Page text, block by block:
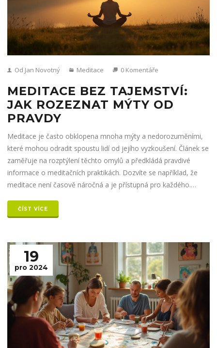
Od Jan Novotný Meditace 0 Komentáře
MEDITACE BEZ TAJEMSTVÍ:
JAK ROZEZNAT MÝTY OD
PRAVDY
Meditace je často obklopena mnoha mýty a nedorozuměními,
které mohou odradit spoustu lidí od jejího vyzkoušení. Článek se
zaměřuje na rozptýlení těchto omylů a předkládá pravdivé
informace o meditačních praktikách. Dozvíte se například, že
meditace není časově náročná a je přístupná pro každého.
do každodenního života.
ČÍST VÍCE
19
pro 2024